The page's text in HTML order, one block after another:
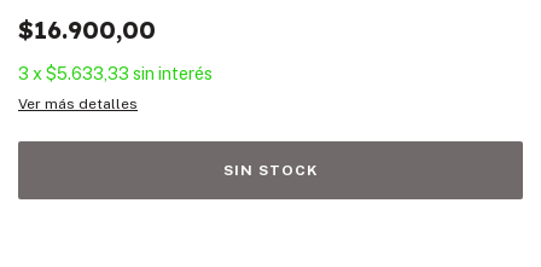
$16.900,00
3 x $5.633,33 sin interés
Ver más detalles